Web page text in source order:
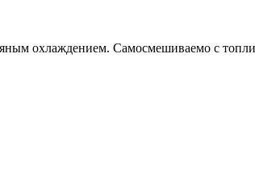
охлаждением. Самосмешиваемо с